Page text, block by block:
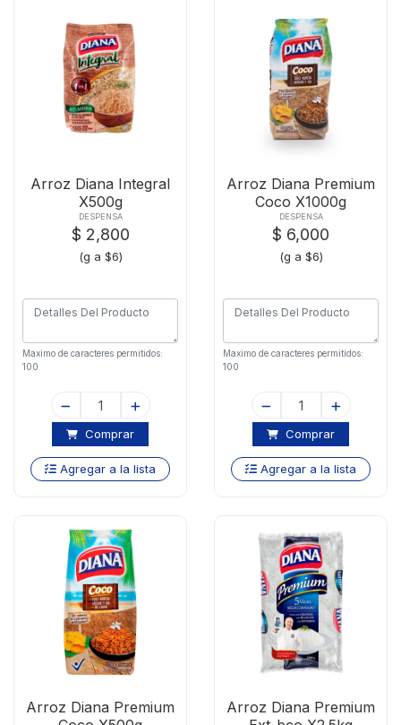
Arroz Diana Integral
X500g
DESPENSA
$ 2,800
(g a $6)
Maximo de caracteres permitidos:
100
Comprar
Agregar a la lista
Arroz Diana Premium
Coco X1000g
DESPENSA
$ 6,000
(g a $6)
Maximo de caracteres permitidos:
100
Comprar
Agregar a la lista
Arroz Diana Premium
Arroz Diana Premium